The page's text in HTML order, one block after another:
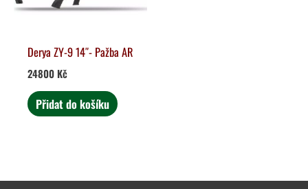
Derya ZY-9 14″- Pažba AR
24800 Kč
Přidat do košíku